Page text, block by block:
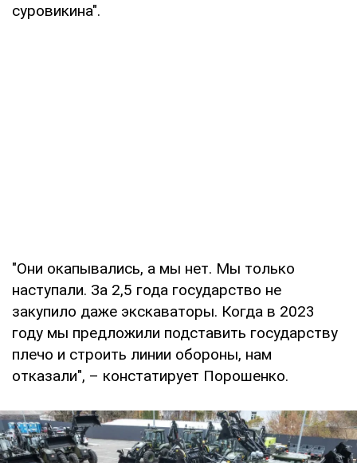
суровикина".
"Они окапывались, а мы нет. Мы только
наступали. За 2,5 года государство не
закупило даже экскаваторы. Когда в 2023
году мы предложили подставить государству
плечо и строить линии обороны, нам
отказали", – констатирует Порошенко.